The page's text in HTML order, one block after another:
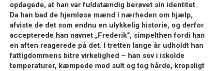
opdagede, at han var fuldstændig berøvet sin identitet.
Da han bad de hjemløse mænd i nærheden om hjælp,
afviste de det som endnu en ulykkelig historie, og derfor
accepterede han navnet „Frederik“, simpelthen fordi han
en aften reagerede på det. I tretten lange år udholdt han
fattigdommens bitre virkelighed – han sov i iskolde
temperaturer, kæmpede mod sult og tog hårde, kropsligt